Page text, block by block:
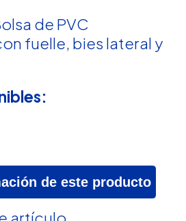
de PVC
fuelle, bies lateral y
de este producto